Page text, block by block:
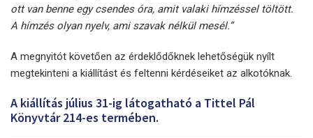
ott van benne egy csendes óra, amit valaki hímzéssel töltött.
A hímzés olyan nyelv, ami szavak nélkül mesél.”
A megnyitót követően az érdeklődőknek lehetőségük nyílt
megtekinteni a kiállítást és feltenni kérdéseiket az alkotóknak.
A kiállítás július 31-ig látogatható a Tittel Pál
Könyvtár 214-es termében.